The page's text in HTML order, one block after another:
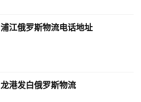
浦江俄罗斯物流电话地址
龙港发白俄罗斯物流